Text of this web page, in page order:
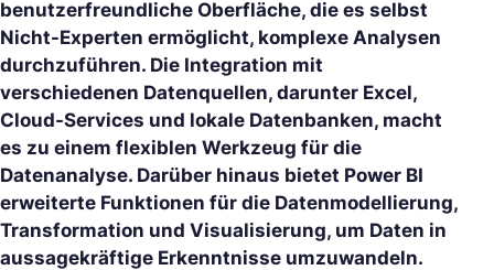
benutzerfreundliche Oberfläche, die es selbst
Nicht-Experten ermöglicht, komplexe Analysen
durchzuführen. Die Integration mit
verschiedenen Datenquellen, darunter Excel,
Cloud-Services und lokale Datenbanken, macht
es zu einem flexiblen Werkzeug für die
Datenanalyse. Darüber hinaus bietet Power BI
erweiterte Funktionen für die Datenmodellierung,
Transformation und Visualisierung, um Daten in
aussagekräftige Erkenntnisse umzuwandeln.